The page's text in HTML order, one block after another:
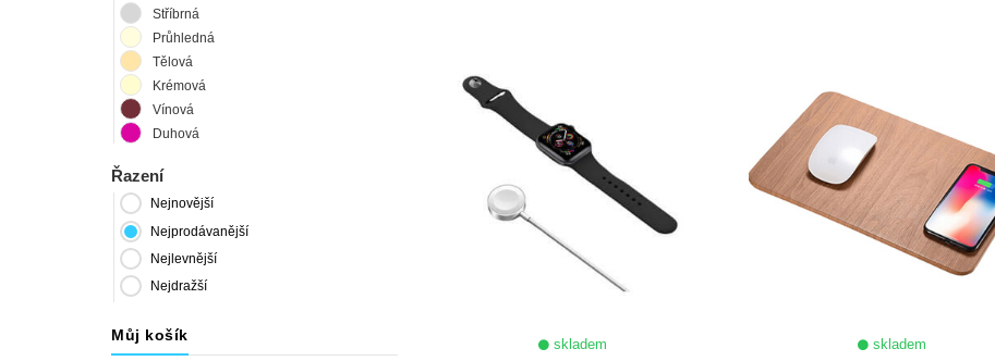
Stříbrná
Průhledná
Tělová
Krémová
Vínová
Duhová
Řazení
Nejnovější
Nejprodávanější
Nejlevnější
Nejdražší
Můj košík skladem skladem